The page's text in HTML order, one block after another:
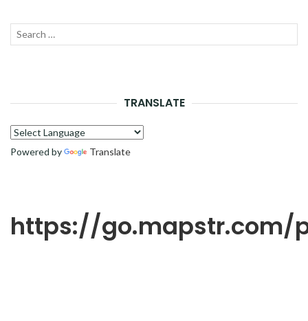
Recherche
TRANSLATE
Powered by Translate
https://go.mapstr.com/